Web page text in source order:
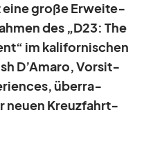
eine große Er­wei­te­
des „D23: The
im ka­li­for­ni­schen
D’Amaro, Vor­sit­
über­ra­
neuen Kreuz­fahrt­